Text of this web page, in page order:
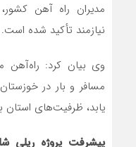
مدیران راه آهن
نیازمند تأکید شده است.
وی بیان کرد: راه‌آهن
مسافر و بار در
یابد، ظرفیت‌های استان
پیشرفت پروژه ریلی